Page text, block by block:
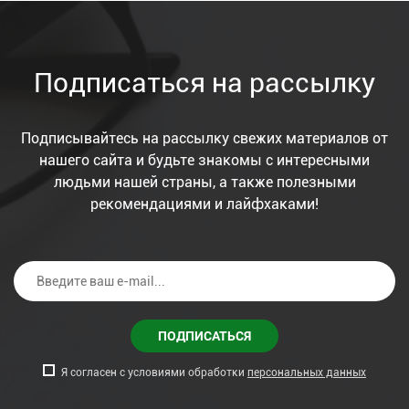
Подписаться на рассылку
Подписывайтесь на рассылку свежих материалов от
нашего сайта и будьте знакомы с интересными
людьми нашей страны, а также полезными
рекомендациями и лайфхаками!
ПОДПИСАТЬСЯ
Я согласен с условиями обработки персональных данных